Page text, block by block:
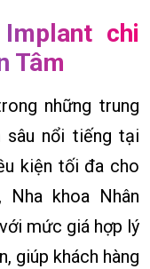
chi
Tâm
những trung
sâu nổi tiếng tại
kiện tối đa cho
, Nha khoa Nhân
mức giá hợp lý
giúp khách hàng